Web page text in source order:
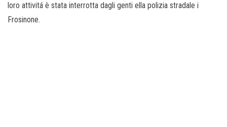
loro attivitá è stata interrotta dagli genti ella polizia stradale i
Frosinone.